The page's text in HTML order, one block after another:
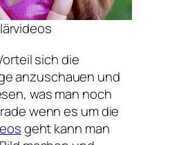
sich die
anzuschauen und
was man noch
wenn es um die
geht kann man